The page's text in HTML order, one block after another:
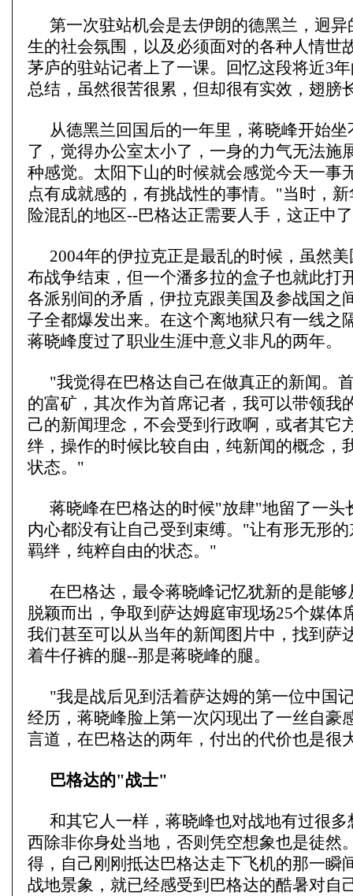
第一次驻站机会是去伊朗的德黑兰，迥
生的社会氛围，以及必须面对的各种人情世
茅庐的驻站记者上了一课。回忆这段将近3
总结，虽然很苦很累，但却很有实效，翅膀
从德黑兰回国后的一年里，蒋晓峰开始
了，觉得办公室太小了，一身的力气无法施
种感觉。太阳下山的时候就会感觉今天一事
点有成就感的，有挑战性的事情。"当时，
险混乱的地区--巴格达正需要人手，这正中
2004年的伊拉克正是最乱的时候，虽然
布战争结束，但一个潘多拉的盒子也就此打
各派别间的矛盾，伊拉克跟美国及参战国之
子全都爆发出来。在这个离地狱只有一线之
蒋晓峰度过了职业生涯中意义非凡的两年。
"我觉得在巴格达自己在做真正的新闻。
的富矿，其次作为首席记者，我可以带领我
己的新闻理念，不会受到行政啊，或者其它
绊，操作的时候比较自由，纯新闻的概念，
状态。"
蒋晓峰在巴格达的时候"放肆"地留了一头
内心都没有让自己受到束缚。"让有形无形
羁绊，纯粹自由的状态。"
在巴格达，最令蒋晓峰记忆犹新的是能
脱颖而出，争取到萨达姆庭审现场25个媒体
我们甚至可以从当年的新闻图片中，找到萨
着牛仔裤的腿--那是蒋晓峰的腿。
"我是战后见到活着萨达姆的第一位中国
经历，蒋晓峰脸上第一次闪现出了一丝自豪
言道，在巴格达的两年，付出的代价也是很
巴格达的"战士"
和其它人一样，蒋晓峰也对战地有过很
西除非你身处当地，否则凭空想象也是徒然
得，自己刚刚抵达巴格达走下飞机的那一瞬
战地景象，就已经感受到巴格达的酷暑对自